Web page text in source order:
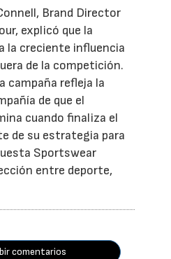
Brand Director
explicó que la
la creciente influencia
de la competición.
campaña refleja la
de que el
cuando finaliza el
de su estrategia para
Sportswear
entre deporte,
comentarios